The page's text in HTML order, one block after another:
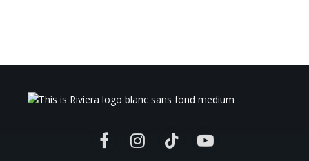
FacebookInstagramTikTok YouTube